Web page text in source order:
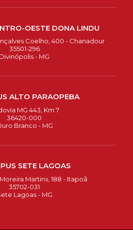
OESTE DONA LINDU
Coelho, 400 - Chanadour
35501-296
Divinópolis - MG
ALTO PARAOPEBA
MG 443, Km 7
36420-000
Branco - MG
SETE LAGOAS
Martins, 188 - Itapoã
35702-031
Lagoas - MG